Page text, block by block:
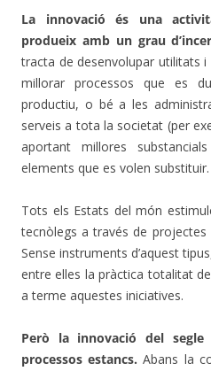
La innovació és una
produeix amb un grau
tracta de desenvolupar utilitats
millorar processos que es
productiu, o bé a les
serveis a tota la societat (per
aportant millores
elements que es volen substituir.
Tots els Estats del món
tecnòlegs a través de
Sense instruments d’aquest
entre elles la pràctica totalitat
a terme aquestes iniciatives.
Però la innovació del
processos estancs. Abans la